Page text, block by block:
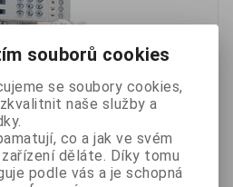
systém se skládá z
a prvků. Například: detektory
klávesnice, bezpečnostní sirény
centrální...
souborů cookies
se soubory cookies,
naše služby a
co a jak ve svém
děláte. Díky tomu
podle vás a je schopná